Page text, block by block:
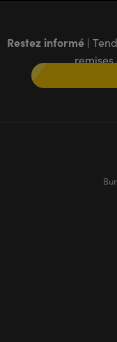
Restez informé |